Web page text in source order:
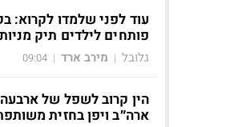
עוד לפני שלמדו לקרוא:
פותחים לילדים תיק מניות
גלובל | מירב ארד |
09:04
הין קרוב לשפל של
ארה״ב ויפן בחזית